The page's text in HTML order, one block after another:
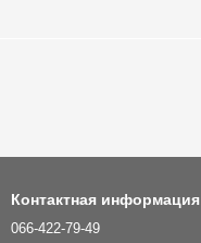
Контактная информация
066-422-79-49